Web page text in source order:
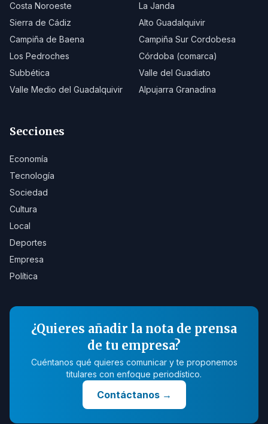
Costa Noroeste
La Janda
Sierra de Cádiz
Alto Guadalquivir
Campiña de Baena
Campiña Sur Cordobesa
Los Pedroches
Córdoba (comarca)
Subbética
Valle del Guadiato
Valle Medio del Guadalquivir
Alpujarra Granadina
Secciones
Economía
Tecnología
Sociedad
Cultura
Local
Deportes
Empresa
Política
¿Quieres añadir la nota de prensa
de tu empresa?
Cuéntanos qué quieres comunicar y te proponemos
titulares con enfoque periodístico.
Contáctanos→